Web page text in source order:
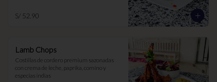
S/ 52.90
Lamb Chops
Costillas de cordero premium sazonadas
con crema de leche, paprika, comino y
especias indias